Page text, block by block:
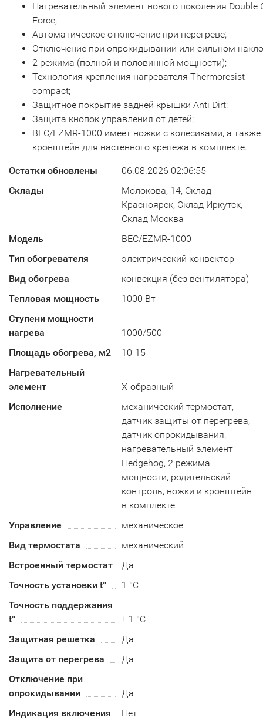
Нагревательный элемент нового поколения Double
Force;
Автоматическое отключение при перегреве;
Отключение при опрокидывании или сильном
2 режима (полной и половинной мощности);
Технология крепления нагревателя Thermoresist
compact;
Защитное покрытие задней крышки Anti Dirt;
Защита кнопок управления от детей;
BEC/EZMR-1000 имеет ножки с колесиками, а также
кронштейн для настенного крепежа в комплекте.
Остатки обновлены
06.08.2026 02:06:55
Склады
Молокова, 14, Склад
Красноярск, Склад Иркутск,
Склад Москва
Модель
BEC/EZMR-1000
Тип обогревателя
электрический конвектор
Вид обогрева
конвекция (без вентилятора)
Тепловая мощность
1000 Вт
Ступени мощности
нагрева
1000/500
Площадь обогрева, м2
10-15
Нагревательный
элемент
Х-образный
Исполнение
механический термостат,
датчик защиты от перегрева,
датчик опрокидывания,
нагревательный элемент
Hedgehog, 2 режима
мощности, родительский
контроль, ножки и кронштейн
в комплекте
Управление
механическое
Вид термостата
механический
Встроенный термостат
Да
Точность установки t°
1 °C
Точность поддержания
t°
± 1 °C
Защитная решетка
Да
Защита от перегрева
Да
Отключение при
опрокидывании
Да
Индикация включения
Нет